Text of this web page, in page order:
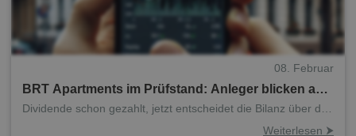
08. Februar
BRT Apartments im Prüfstand: Anleger blicken auf
die bevorstehenden Quartalszahlen
Dividende schon gezahlt, jetzt entscheidet die Bilanz über den
Weiterlesen ⮞